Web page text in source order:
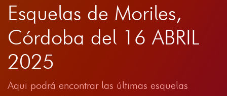
Esquelas de Moriles,
Córdoba del 16 ABRIL
2025
Aqui podrá encontrar las últimas esquelas